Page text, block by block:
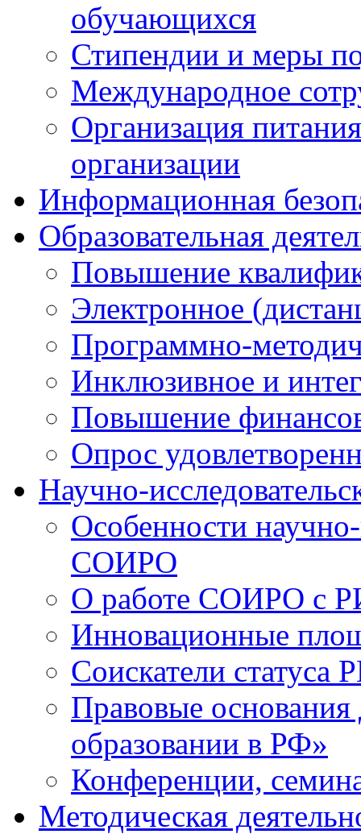
обучающихся
Стипендии и меры
Международное
Организация
организации
Информационная
Образовательная
Повышение
Электронное
Программно-
Инклюзивное и
Повышение
Опрос
Научно-
Особенности
СОИРО
О работе СОИРО с
Инновационные
Соискатели статуса
Правовые
образовании в РФ»
Конференции,
Методическая